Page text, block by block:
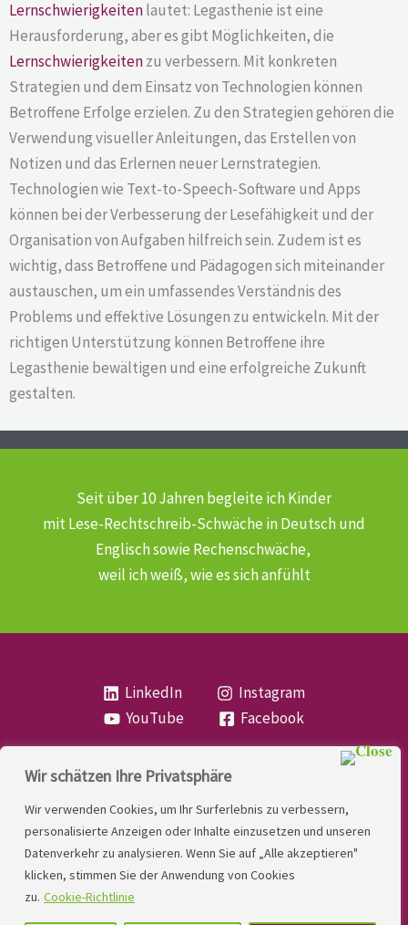
Wir schätzen Ihre Privatsphäre
Wir verwenden Cookies, um Ihr Surferlebnis zu verbessern,
personalisierte Anzeigen oder Inhalte einzusetzen und unseren
Datenverkehr zu analysieren. Wenn Sie auf „Alle akzeptieren"
klicken, stimmen Sie der Anwendung von Cookies
zu. Cookie-Richtlinie
Lernschwierigkeitenlautet: Legasthenie ist eine
Herausforderung, aber es gibt Möglichkeiten, die
Lernschwierigkeitenzu verbessern. Mit konkreten
Strategien und dem Einsatz von Technologien können
Betroffene Erfolge erzielen. Zu den Strategien gehören die
Verwendung visueller Anleitungen, das Erstellen von
Notizen und das Erlernen neuer Lernstrategien.
Technologien wie Text-to-Speech-Software und Apps
können bei der Verbesserung der Lesefähigkeit und der
Organisation von Aufgaben hilfreich sein. Zudem ist es
wichtig, dass Betroffene und Pädagogen sich miteinander
austauschen, um ein umfassendes Verständnis des
Problems und effektive Lösungen zu entwickeln. Mit der
richtigen Unterstützung können Betroffene ihre
Legasthenie bewältigen und eine erfolgreiche Zukunft
gestalten.
Seit über 10 Jahren begleite ich Kinder
mit Lese-Rechtschreib-Schwächein Deutsch und
Englisch sowie Rechenschwäche,
weil ich weiß, wie es sich anfühlt
LinkedIn
Instagram
YouTube
Facebook
LINDNER. 2026 | Powered by
Kontakt